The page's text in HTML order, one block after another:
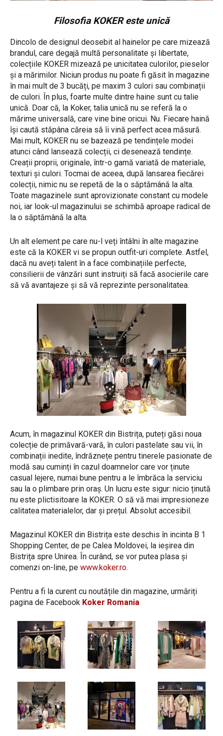
Filosofia KOKER este unică
Dincolo de designul deosebit al hainelor pe care mizează
brandul, care degajă multă personalitate și libertate,
colecțiile KOKER mizează pe unicitatea culorilor, pieselor
și a mărimilor. Niciun produs nu poate fi găsit în magazine
în mai mult de 3 bucăți, pe maxim 3 culori sau combinații
de culori. În plus, foarte multe dintre haine sunt cu talie
unică. Doar că, la Koker, talia unică nu se referă la o
mărime universală, care vine bine oricui. Nu. Fiecare haină
își caută stăpâna căreia să îi vină perfect acea măsură.
Mai mult, KOKER nu se bazează pe tendințele modei
atunci când lansează colecții, ci desenează tendințe.
Creații proprii, originale, într-o gamă variată de materiale,
texturi și culori. Tocmai de aceea, după lansarea fiecărei
colecții, nimic nu se repetă de la o săptămână la alta.
Toate magazinele sunt aprovizionate constant cu modele
noi, iar look-ul magazinului se schimbă aproape radical de
la o săptămână la alta.
Un alt element pe care nu-l veți întâlni în alte magazine
este că la KOKER vi se propun outfit-uri complete. Astfel,
dacă nu aveți talent în a face combinațiile perfecte,
consilierii de vânzări sunt instruiți să facă asocierile care
să vă avantajeze și să vă reprezinte personalitatea.
Acum, în magazinul KOKER din Bistrița, puteți găsi noua
colecție de primăvară-vară, în culori pastelate sau vii, în
combinații inedite, îndrăznețe pentru tinerele pasionate de
modă sau cuminți în cazul doamnelor care vor ținute
casual lejere, numai bune pentru a le îmbrăca la serviciu
sau la o plimbare prin oraș. Un lucru este sigur: nicio ținută
nu este plictisitoare la KOKER. O să vă mai impresioneze
calitatea materialelor, dar și prețul. Absolut accesibil.
Magazinul KOKER din Bistrița este deschis în incinta B 1
Shopping Center, de pe Calea Moldovei, la ieșirea din
Bistrița spre Unirea. În curând, se vor putea plasa și
comenzi on-line, pe www.koker.ro.
Pentru a fi la curent cu noutățile din magazine, urmăriți
pagina de Facebook Koker Romania